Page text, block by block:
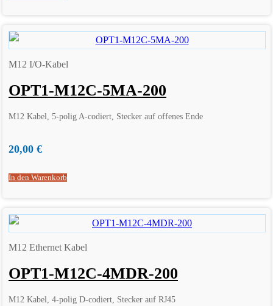
M12 I/O-Kabel
OPT1-M12C-5MA-200
M12 Kabel, 5-polig A-codiert, Stecker auf offenes Ende
20,00 €
In den Warenkorb
M12 Ethernet Kabel
OPT1-M12C-4MDR-200
M12 Kabel, 4-polig D-codiert, Stecker auf RJ45